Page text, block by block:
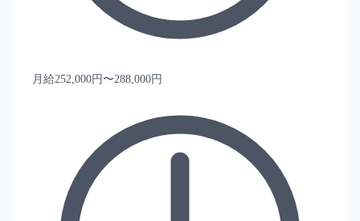
月給252,000円〜288,000円